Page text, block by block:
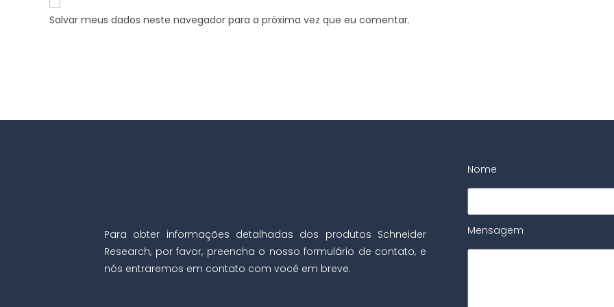
Salvar meus dados neste navegador para a próxima vez que eu comentar.
Para obter informações detalhadas dos produtos Schneider
Research, por favor, preencha o nosso formulário de contato, e
nós entraremos em contato com você em breve.
Nome
Mensagem